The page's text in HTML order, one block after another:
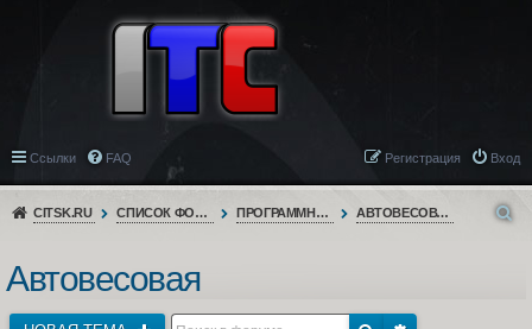
Ссылки FAQ Вход
Регистрация
CITSK.RU СПИСОК ФОРУМОВ ПРОГРАММНОЕ ОБЕСПЕЧЕНИЕ АВТОВЕСОВАЯ
Автовесовая